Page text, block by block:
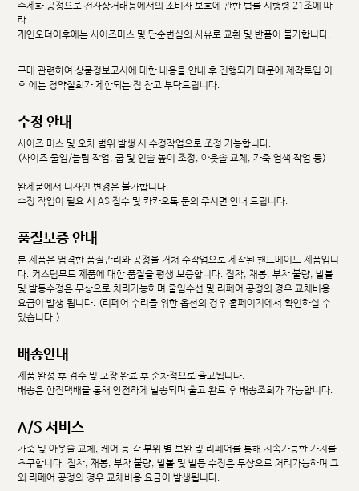
수제화 공정으로 전자상거래등에서의 소비자 보호에 관한 법률 시행령 21조에 따
라
개인오더이후에는 사이즈미스 및 단순변심의 사유로 교환 및 반품이 불가합니다.
구매 관련하여 상품정보고시에 대한 내용을 안내 후 진행되기 때문에 제작투입 이
후 에는 청약철회가 제한되는 점 참고 부탁드립니다.
수정 안내
사이즈 미스 및 오차 범위 발생 시 수정작업으로 조정 가능합니다.
(사이즈 줄임/늘림 작업, 굽 및 인솔 높이 조정, 아웃솔 교체, 가죽 염색 작업 등)
완제품에서 디자인 변경은 불가합니다.
수정 작업이 필요 시 AS 접수 및 카카오톡 문의 주시면 안내 드립니다.
품질보증 안내
본 제품은 엄격한 품질관리와 공정을 거쳐 수작업으로 제작된 핸드메이드 제품입니
다. 커스텀무드 제품에 대한 품질을 평생 보증합니다. 접착, 재봉, 부착 불량, 발볼
및 발등수정은 무상으로 처리가능하며 줄임수선 및 리페어 공정의 경우 교체비용
요금이 발생 됩니다. (리페어 수리를 위한 옵션의 경우 홈페이지에서 확인하실 수
있습니다.)
배송안내
제품 완성 후 검수 및 포장 완료 후 순차적으로 출고됩니다.
배송은 한진택배를 통해 안전하게 발송되며 출고 완료 후 배송조회가 가능합니다.
A/S 서비스
가죽 및 아웃솔 교체, 케어 등 각 부위 별 보완 및 리페어를 통해 지속가능한 가치를
추구합니다. 접착, 재봉, 부착 불량, 발볼 및 발등 수정은 무상으로 처리가능하며 그
외 리페어 공정의 경우 교체비용 요금이 발생됩니다.